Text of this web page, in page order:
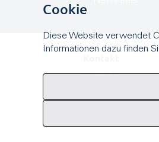
easyvote
3011 Bern
Cookie
Diese Website verwendet
Informationen dazu finden